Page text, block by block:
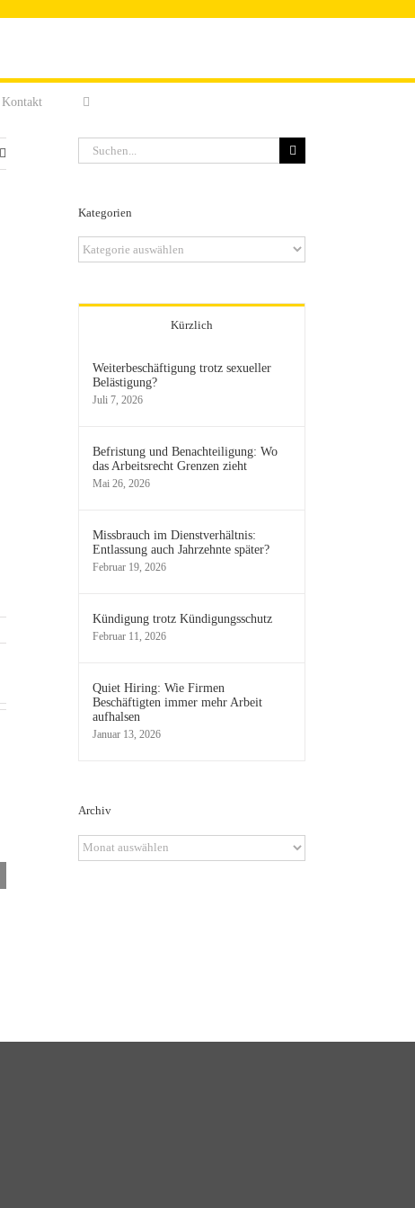
Kontakt
Suche
nach:
Kategorien
Kategorien
Kürzlich
Weiterbeschäftigung trotz sexueller
Belästigung?
Juli 7, 2026
Befristung und Benachteiligung: Wo
das Arbeitsrecht Grenzen zieht
Mai 26, 2026
Missbrauch im Dienstverhältnis:
Entlassung auch Jahrzehnte später?
Februar 19, 2026
Kündigung trotz Kündigungsschutz
Februar 11, 2026
Quiet Hiring: Wie Firmen
Beschäftigten immer mehr Arbeit
aufhalsen
Januar 13, 2026
Archiv
Archiv